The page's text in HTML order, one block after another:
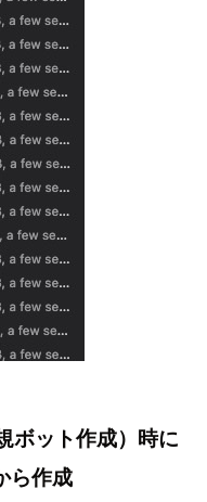
ボット作成）時に
ら作成